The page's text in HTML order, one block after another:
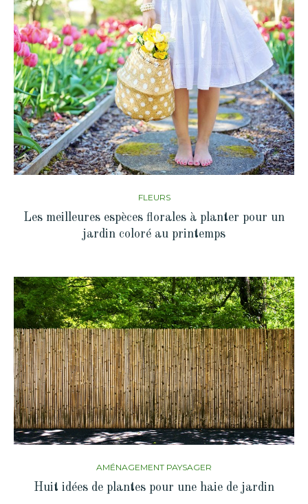
FLEURS
Les meilleures espèces florales à planter pour un
jardin coloré au printemps
AMÉNAGEMENT PAYSAGER
Huit idées de plantes pour une haie de jardin